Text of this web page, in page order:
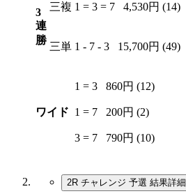
3
連
勝
三複 1 = 3 = 7 4,530円 (14)
三単 1 - 7 - 3 15,700円 (49)
ワイド
1 = 3 860円 (12)
1 = 7 200円 (2)
3 = 7 790円 (10)
2R チャレンジ 予選 結果詳細